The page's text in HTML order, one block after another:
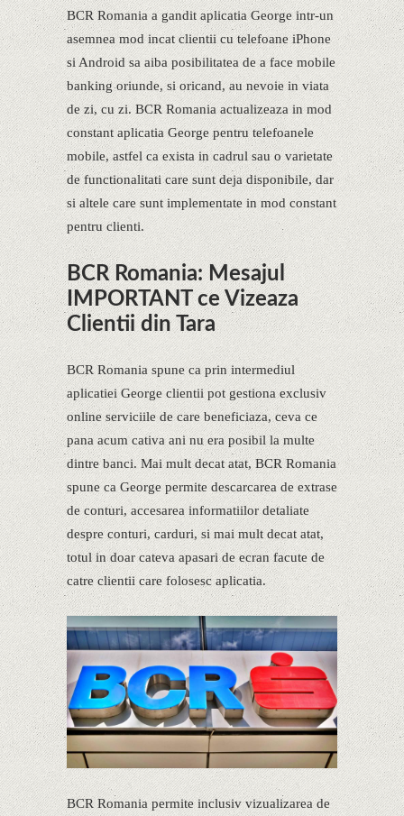
BCR Romania a gandit aplicatia George intr-un
asemnea mod incat clientii cu telefoane iPhone
si Android sa aiba posibilitatea de a face mobile
banking oriunde, si oricand, au nevoie in viata
de zi, cu zi. BCR Romania actualizeaza in mod
constant aplicatia George pentru telefoanele
mobile, astfel ca exista in cadrul sau o varietate
de functionalitati care sunt deja disponibile, dar
si altele care sunt implementate in mod constant
pentru clienti.
BCR Romania: Mesajul
IMPORTANT ce Vizeaza
Clientii din Tara
BCR Romania spune ca prin intermediul
aplicatiei George clientii pot gestiona exclusiv
online serviciile de care beneficiaza, ceva ce
pana acum cativa ani nu era posibil la multe
dintre banci. Mai mult decat atat, BCR Romania
spune ca George permite descarcarea de extrase
de conturi, accesarea informatiilor detaliate
despre conturi, carduri, si mai mult decat atat,
totul in doar cateva apasari de ecran facute de
catre clientii care folosesc aplicatia.
BCR Romania permite inclusiv vizualizarea de